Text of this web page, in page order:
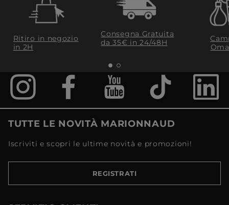
Ritiro in negozio
in 2H
Consegna Gratuita
da 35€​ in 24/48H
TUTTE LE NOVITÀ MARIONNAUD
Iscriviti e scopri le ultime novità e promozioni!
REGISTRATI